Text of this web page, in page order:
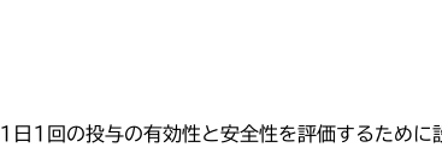
1回の投与の有効性と安全性を評価するために